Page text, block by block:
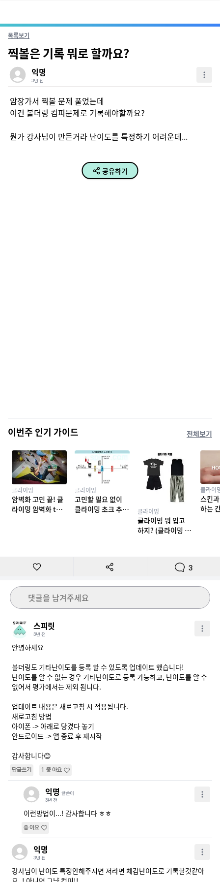
목록보기
찍볼은 기록 뭐로 할까요?
익명
3년 전
암장가서 찍볼 문제 풀었는데
이건 볼더링 컴피문제로 기록해야할까요?
뭔가 강사님이 만든거라 난이도를 특정하기 어려운데...
공유하기
이번주 인기 가이드 전체보기
클라이밍
암벽화 고민 끝! 클
라이밍 암벽화 top
클라이밍
고민할 필요 없이
클라이밍 초크 추천
클라이밍
클라이밍 뭐 입고
하지? (클라이밍 복
클라이
스킨
하는
3
댓글을 남겨주세요
스피릿
3년 전
안녕하세요
볼더링도 기타난이도를 등록 할 수 있도록 업데이트 했습니다!
난이도를 알 수 없는 경우 기타난이도로 등록 가능하고, 난이도를 알 수
없어서 평가에서는 제외 됩니다.
업데이트 내용은 새로고침 시 적용됩니다.
새로고침 방법
아이폰 -> 아래로 당겼다 놓기
안드로이드 -> 앱 종료 후 재시작
감사합니다😊
답글쓰기 1 좋아요
익명 글쓴이
3년 전
이런방법이...! 감사합니다 ㅎㅎ
좋아요
익명
3년 전
강사님이 난이도 특정안해주시면 저라면 체감난이도로 기록할것같아